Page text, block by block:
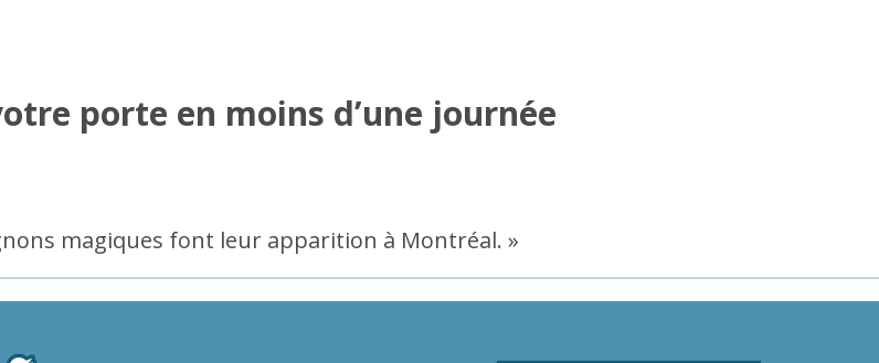
porte en moins d’une journée
magiques font leur apparition à Montréal. »